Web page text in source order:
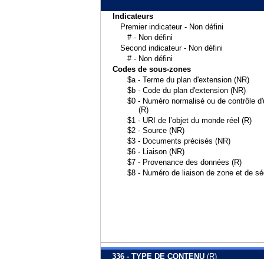
Indicateurs
Premier indicateur - Non défini
# - Non défini
Second indicateur - Non défini
# - Non défini
Codes de sous-zones
$a - Terme du plan d'extension (NR)
$b - Code du plan d'extension (NR)
$0 - Numéro normalisé ou de contrôle
(R)
$1 - URI de l’objet du monde réel (R)
$2 - Source (NR)
$3 - Documents précisés (NR)
$6 - Liaison (NR)
$7 - Provenance des données (R)
$8 - Numéro de liaison de zone et de
336 - TYPE DE CONTENU (R)